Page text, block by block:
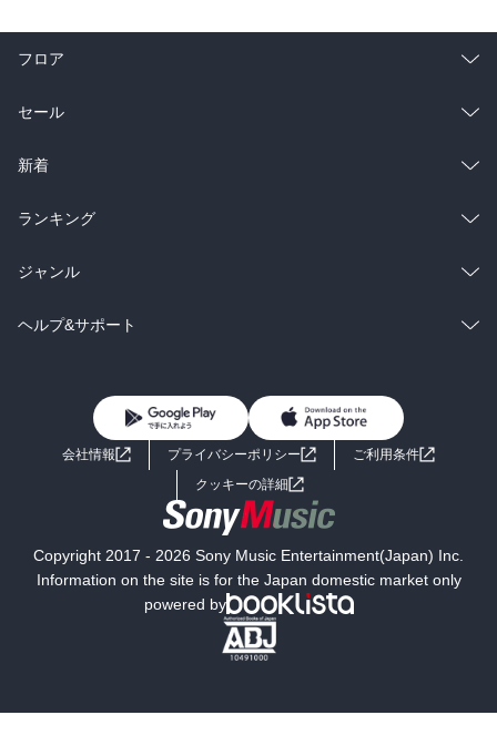
フロア
総合
ラノベ
雑誌・グラビア
BL・TL
セール
総合
ラノベ
雑誌・グラビア
BL・TL
新着
総合
ラノベ
雑誌・グラビア
ランキング
総合
ラノベ
ジャンル
コミック
ライトノベル 男子向けラノベ
小説
海外小説
ミステリー SF
文学
ヘルプ&サポート
よくあるご質問 お問い合わせ
会社情報 プライバシーポリシー
ご利用条件
クッキーの詳細
Copyright 2017 - 2026 Sony Music Entertainment(Japan) Inc.
Information on the site is for the Japan domestic market only
powered by